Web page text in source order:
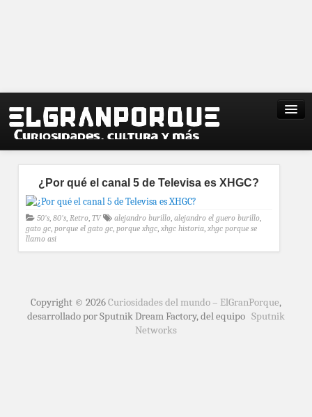
¿Por qué el canal 5 de Televisa es XHGC?
50's, 80's, Retro, TV alejandro burillo, alejandro el guero burillo,
gato gc, porque el gato gc, porque xhgc, xhgc historia, xhgc porque se
llamo asi
Copyright © 2026Curiosidades del mundo – ElGranPorque,
desarrollado por Sputnik Dream Factory, del equipo Sputnik
Networks